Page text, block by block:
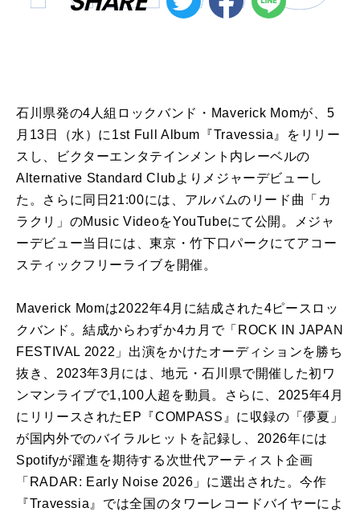
石川県発の4人組ロックバンド・Maverick Momが、5
月13日（水）に1st Full Album『Travessia』をリリー
スし、ビクターエンタテインメント内レーベルの
Alternative Standard Clubよりメジャーデビューし
た。さらに同日21:00には、アルバムのリード曲「カ
ラクリ」のMusic VideoをYouTubeにて公開。メジャ
ーデビュー当日には、東京・竹下口パークにてアコー
スティックフリーライブを開催。
Maverick Momは2022年4月に結成された4ピースロッ
クバンド。結成からわずか4カ月で「ROCK IN JAPAN
FESTIVAL 2022」出演をかけたオーディションを勝ち
抜き、2023年3月には、地元・石川県で開催した初ワ
ンマンライブで1,100人超を動員。さらに、2025年4月
にリリースされたEP『COMPASS』に収録の「儚夏」
が国内外でのバイラルヒットを記録し、2026年には
Spotifyが躍進を期待する次世代アーティスト企画
「RADAR: Early Noise 2026」に選出された。今作
『Travessia』では全国のタワーレコードバイヤーによ